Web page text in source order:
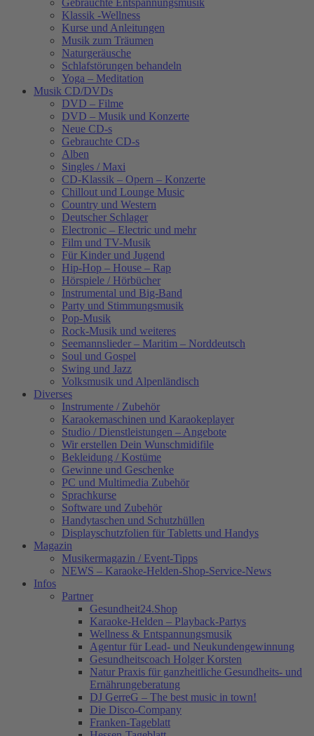
Klassik -Wellness
Kurse und Anleitungen
Musik zum Träumen
Naturgeräusche
Schlafstörungen behandeln
Yoga – Meditation
Musik CD/DVDs
DVD – Filme
DVD – Musik und Konzerte
Neue CD-s
Gebrauchte CD-s
Alben
Singles / Maxi
CD-Klassik – Opern – Konzerte
Chillout und Lounge Music
Country und Western
Deutscher Schlager
Electronic – Electric und mehr
Film und TV-Musik
Für Kinder und Jugend
Hip-Hop – House – Rap
Hörspiele / Hörbücher
Instrumental und Big-Band
Party und Stimmungsmusik
Pop-Musik
Rock-Musik und weiteres
Seemannslieder – Maritim – Norddeutsch
Soul und Gospel
Swing und Jazz
Volksmusik und Alpenländisch
Diverses
Instrumente / Zubehör
Karaokemaschinen und Karaokeplayer
Studio / Dienstleistungen – Angebote
Wir erstellen Dein Wunschmidifile
Bekleidung / Kostüme
Gewinne und Geschenke
PC und Multimedia Zubehör
Sprachkurse
Software und Zubehör
Handytaschen und Schutzhüllen
Displayschutzfolien für Tabletts und Handys
Magazin
Musikermagazin / Event-Tipps
NEWS – Karaoke-Helden-Shop-Service-News
Infos
Partner
Gesundheit24.Shop
Karaoke-Helden – Playback-Partys
Wellness & Entspannungsmusik
Agentur für Lead- und Neukundengewinnung
Gesundheitscoach Holger Korsten
Natur Praxis für ganzheitliche Gesundheits- und
Ernährungeberatung
DJ GerreG – The best music in town!
Die Disco-Company
Franken-Tageblatt